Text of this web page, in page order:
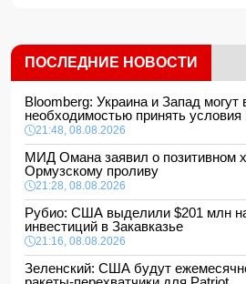
ПОСЛЕДНИЕ НОВОСТИ
Bloomberg: Украина и Запад могут
необходимостью принять
21:48, 08.08.2026
МИД Омана заявил о позитивном
Ормузскому проливу
21:28, 08.08.2026
Рубио: США выделили $201 млн
инвестиций в Закавказье
21:16, 08.08.2026
Зеленский: США будут